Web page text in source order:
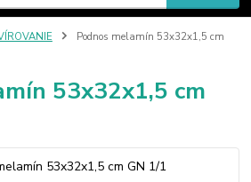
Podnos melamín 53x32x1,5 cm
53x32x1,5 cm